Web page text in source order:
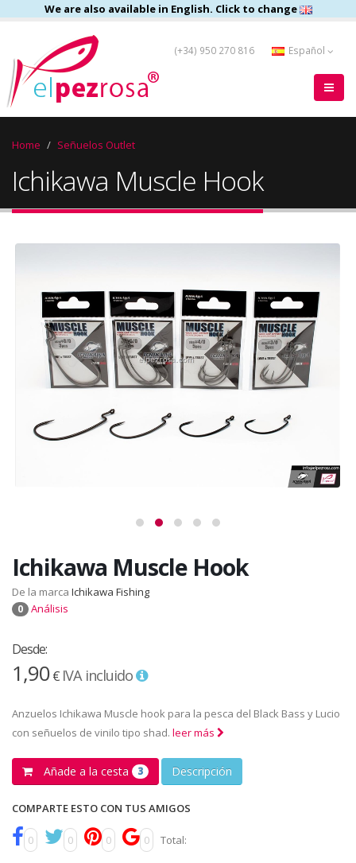
We are also available in English. Click to change
(+34) 950 270 816 Español
Home Señuelos Outlet
Ichikawa Muscle Hook
Ichikawa Muscle Hook
De la marca Ichikawa Fishing
0 Análisis
Desde:
1,90€ IVA incluido
Anzuelos Ichikawa Muscle hook para la pesca del Black Bass y Lucio
con señuelos de vinilo tipo shad. leer más
Añade a la cesta 3 Descripción
COMPARTE ESTO CON TUS AMIGOS
0 0 0 0 Total: